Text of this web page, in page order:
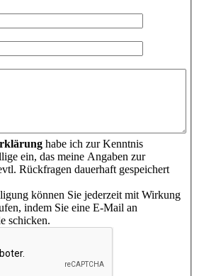
habe ich zur Kenntnis
ein, das meine Angaben zur
Rückfragen dauerhaft gespeichert
können Sie jederzeit mit Wirkung
indem Sie eine E-Mail an
schicken.